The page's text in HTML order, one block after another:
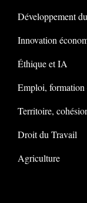
Développement
Innovation
Éthique et IA
Emploi, formation
Territoire,
Droit du Travail
Agriculture